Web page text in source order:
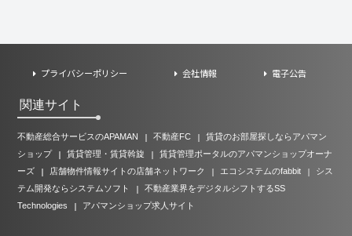
プライバシーポリシー 会社情報 電子公告
関連サイト
不動産総合サービスのAPAMAN 不動産FC
賃貸のお部屋探しならアパマン
ショップ
賃貸管理・賃貸斡旋
賃貸管理ポータルのアパマンショップオーナ
ーズ
店舗物件情報サイトの店舗ネットワーク エコシステムのfabbit
シス
テム開発ならシステムソフト
不動産業界をデジタルシフトするSS
Technologies
アパマンショップ求人サイト